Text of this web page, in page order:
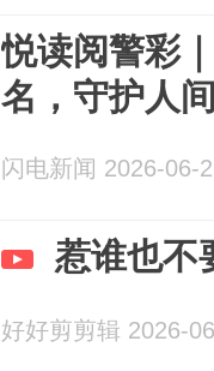
悦读阅警彩
名，守护人
闪电新闻 2026-06-
惹谁也不
好好剪剪辑 2026-